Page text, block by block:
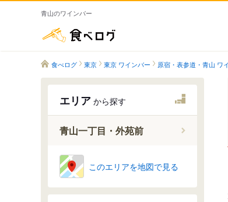
青山のワインバー
食べログ 東京 東京 ワインバー 原宿・表参道・青山 ワ
エリア から探す
青山一丁目・外苑前
このエリアを地図で見る